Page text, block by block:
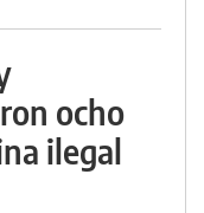
ocho
ilegal